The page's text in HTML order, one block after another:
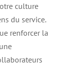
culture
du service.
renforcer la